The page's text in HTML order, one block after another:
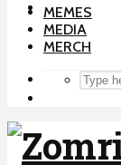
MEMES
MEDIA
MERCH